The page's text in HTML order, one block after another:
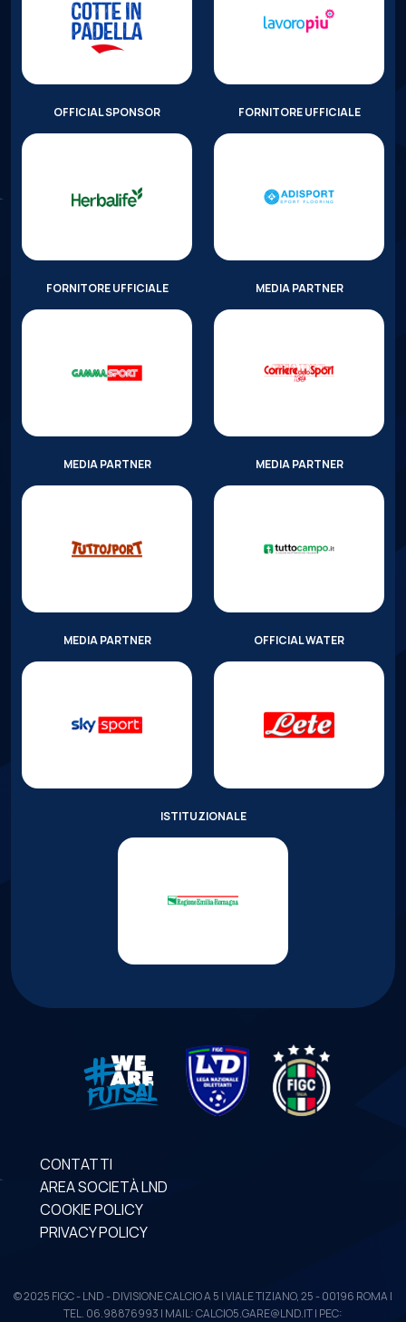
OFFICIAL SPONSOR FORNITORE UFFICIALE
FORNITORE UFFICIALE MEDIA PARTNER
MEDIA PARTNER MEDIA PARTNER
MEDIA PARTNER OFFICIAL WATER
ISTITUZIONALE
CONTATTI
AREA SOCIETÀ LND
COOKIE POLICY
PRIVACY POLICY
© 2025 FIGC - LND - DIVISIONE CALCIO A 5 | VIALE TIZIANO, 25 - 00196 ROMA |
TEL. 06.98876993 | MAIL: CALCIO5.GARE@LND.IT | PEC: